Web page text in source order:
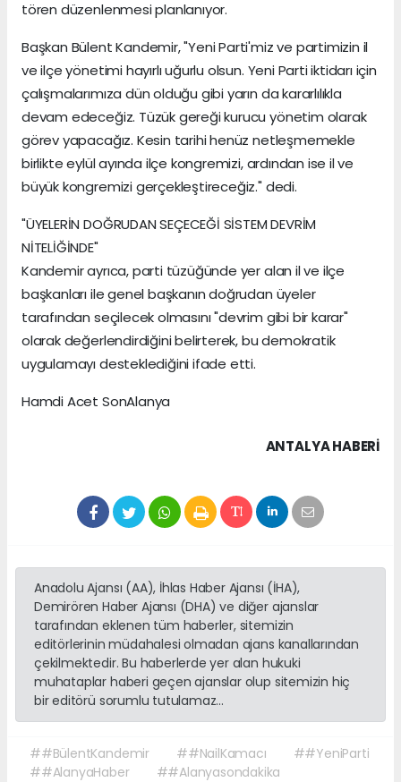
tören düzenlenmesi planlanıyor.
Başkan Bülent Kandemir, "Yeni Parti'miz ve partimizin il
ve ilçe yönetimi hayırlı uğurlu olsun. Yeni Parti iktidarı için
çalışmalarımıza dün olduğu gibi yarın da kararlılıkla
devam edeceğiz. Tüzük gereği kurucu yönetim olarak
görev yapacağız. Kesin tarihi henüz netleşmemekle
birlikte eylül ayında ilçe kongremizi, ardından ise il ve
büyük kongremizi gerçekleştireceğiz." dedi.
"ÜYELERİN DOĞRUDAN SEÇECEĞİ SİSTEM DEVRİM
NİTELİĞİNDE"
Kandemir ayrıca, parti tüzüğünde yer alan il ve ilçe
başkanları ile genel başkanın doğrudan üyeler
tarafından seçilecek olmasını "devrim gibi bir karar"
olarak değerlendirdiğini belirterek, bu demokratik
uygulamayı desteklediğini ifade etti.
Hamdi Acet SonAlanya
ANTALYA HABERİ
Anadolu Ajansı (AA), İhlas Haber Ajansı (İHA),
Demirören Haber Ajansı (DHA) ve diğer ajanslar
tarafından eklenen tüm haberler, sitemizin
editörlerinin müdahalesi olmadan ajans kanallarından
çekilmektedir. Bu haberlerde yer alan hukuki
muhataplar haberi geçen ajanslar olup sitemizin hiç
bir editörü sorumlu tutulamaz...
##BülentKandemir ##NailKamacı
##YeniParti
##AlanyaHaber
##Alanyasondakika